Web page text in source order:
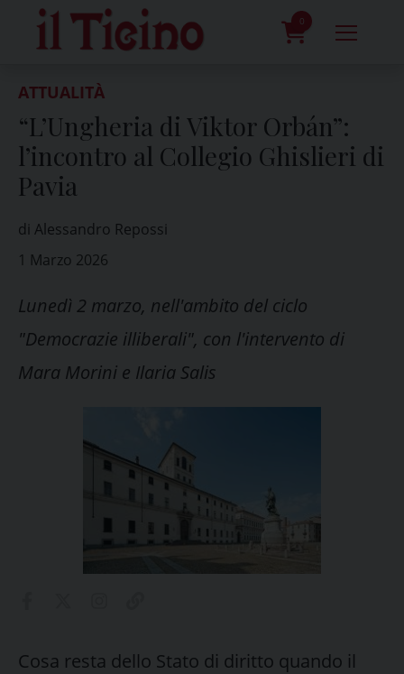
content
0
ATTUALITÀ
“L’Ungheria di Viktor Orbán”:
l’incontro al Collegio Ghislieri di
Pavia
di Alessandro Repossi
1 Marzo 2026
Lunedì 2 marzo, nell'ambito del ciclo
"Democrazie illiberali", con l'intervento di
Mara Morini e Ilaria Salis
Cosa resta dello Stato di diritto quando il